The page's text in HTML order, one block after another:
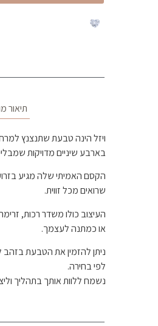
תיאור
ויזל הינה טבעת שתנצנץ
בארבע שיניים מדויקות
שרואים מכל זווית.
העיצוב כולו משדר רכות,
או כמתנה לעצמך.
ניתן להזמין את הטבעת בזהב
לפי בחירה.
נשמח ללוות אותך בתהליך